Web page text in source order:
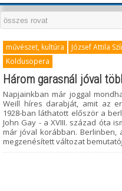
művészet, kultúra József Attila
Koldusopera
Három garasnál jóval
Napjainkban már joggal
Weill híres darabját, amit az
1928-ban láthatott először a
John Gay - a XVIII. század óta
már jóval korábban. Berlinben,
megzenésített változat